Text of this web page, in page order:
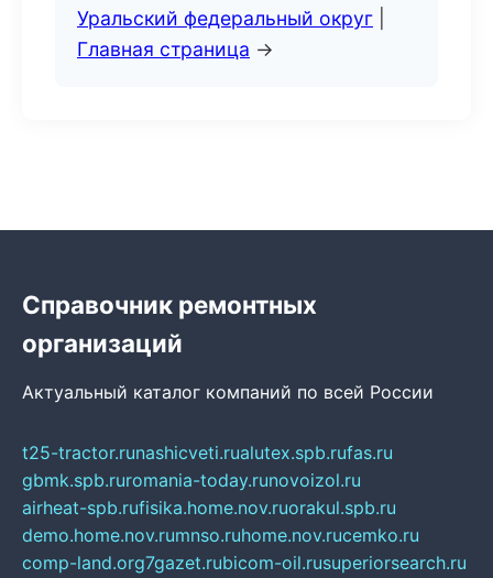
Уральский федеральный округ
Главная страница →
Справочник ремонтных
организаций
Актуальный каталог компаний по всей России
t25-tractor.runashicveti.rualutex.spb.rufas.ru
gbmk.spb.ruromania-today.runovoizol.ru
airheat-spb.rufisika.home.nov.ruorakul.spb.ru
demo.home.nov.rumnso.ruhome.nov.rucemko.ru
comp-land.org7gazet.rubicom-oil.rusuperiorsearch.ru